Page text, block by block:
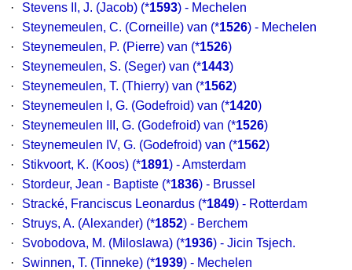
·
Stevens II, J. (Jacob) (*1593) - Mechelen
·
Steynemeulen, C. (Corneille) van (*1526) - Mechelen
·
Steynemeulen, P. (Pierre) van (*1526)
·
Steynemeulen, S. (Seger) van (*1443)
·
Steynemeulen, T. (Thierry) van (*1562)
·
Steynemeulen I, G. (Godefroid) van (*1420)
·
Steynemeulen III, G. (Godefroid) van (*1526)
·
Steynemeulen IV, G. (Godefroid) van (*1562)
·
Stikvoort, K. (Koos) (*1891) - Amsterdam
·
Stordeur, Jean - Baptiste (*1836) - Brussel
·
Stracké, Franciscus Leonardus (*1849) - Rotterdam
·
Struys, A. (Alexander) (*1852) - Berchem
·
Svobodova, M. (Miloslawa) (*1936) - Jicin Tsjech.
·
Swinnen, T. (Tinneke) (*1939) - Mechelen